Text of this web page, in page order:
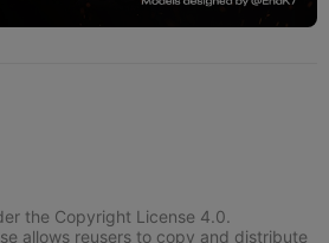
the Copyright License 4.0.
allows reusers to copy and distribute